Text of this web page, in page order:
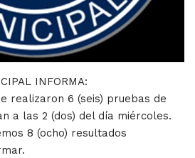
INFORMA:
realizaron 6 (seis) pruebas de
a las 2 (dos) del día miércoles.
8 (ocho) resultados